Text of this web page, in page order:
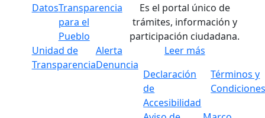
DatosTransparencia
para el
Pueblo
Unidad de
Transparencia
Alerta
Denuncia
Es el portal único de
trámites, información y
participación ciudadana.
Leer más
Declaración
de
Accesibilidad
Términos y